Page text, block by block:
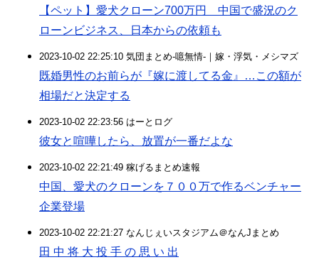
【ペット】愛犬クローン700万円 中国で盛況のク
ローンビジネス、日本からの依頼も
2023-10-02 22:25:10 気団まとめ-噫無情-｜嫁・浮気・メシマズ
既婚男性のお前らが『嫁に渡してる金』…この額が
相場だと決定する
2023-10-02 22:23:56 はーとログ
彼女と喧嘩したら、放置が一番だよな
2023-10-02 22:21:49 稼げるまとめ速報
中国、愛犬のクローンを７００万で作るベンチャー
企業登場
2023-10-02 22:21:27 なんじぇいスタジアム＠なんJまとめ
田 中 将 大 投 手 の 思 い 出